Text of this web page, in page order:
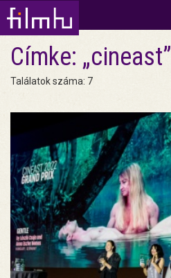
Címke: „cineast”
Találatok száma: 7